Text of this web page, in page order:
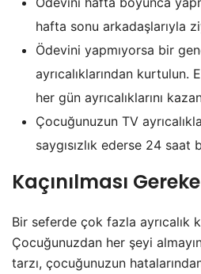
hafta sonu arkadaşlarıyla
Ödevini yapmıyorsa bir
ayrıcalıklarından
her gün ayrıcalıklarını
Çocuğunuzun TV
saygısızlık ederse 24 saat
Kaçınılması
Bir seferde çok fazla ayrıcalık
Çocuğunuzdan her şeyi
tarzı, çocuğunuzun